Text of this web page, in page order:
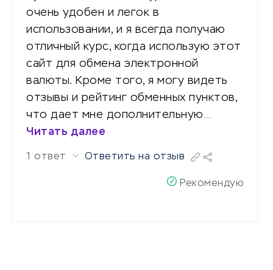
очень удобен и легок в
использовании, и я всегда получаю
отличный курс, когда использую этот
сайт для обмена электронной
валюты. Кроме того, я могу видеть
отзывы и рейтинг обменных пунктов,
что дает мне дополнительную…
Читать далее
1 ответ Ответить на отзыв
Рекомендую